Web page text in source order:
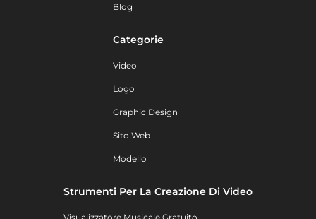
Blog
Categorie
Video
Logo
Graphic Design
Sito Web
Modello
Strumenti Per La Creazione Di Video